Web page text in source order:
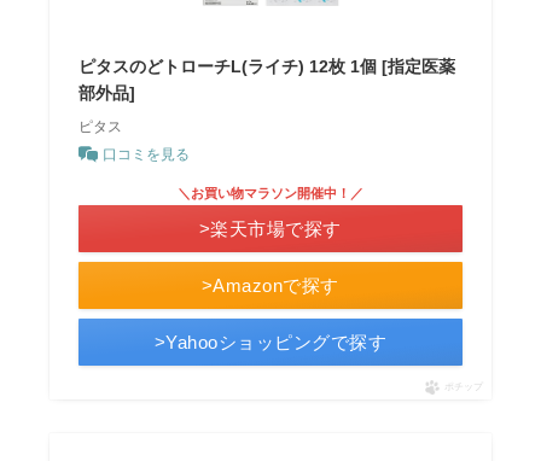
ピタスのどトローチL(ライチ) 12枚 1個 [指定医薬
部外品]
ピタス
口コミを見る
>Amazonで探す
＼お買い物マラソン開催中！／
>楽天市場で探す
>Yahooショッピングで探す
ポチップ